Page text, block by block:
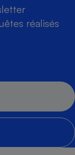
réalisés